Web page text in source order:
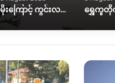
မိုးကြောင့် ကွင်းလမ်းသွားလာရေး ပိုခက်၊ ကုန်တင်ယာဉ်တွေကို ဆင်၊ ထွန်စက်နဲ့ ဆွဲထုတ်နေရ
KIA ဆုတ်ခွာ